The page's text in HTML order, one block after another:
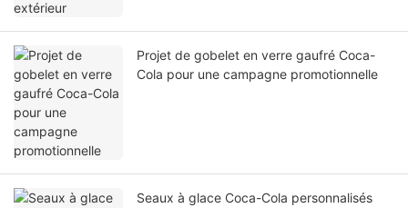
Projet de gobelet en verre gaufré Coca-
Cola pour une campagne promotionnelle
Seaux à glace Coca-Cola personnalisés